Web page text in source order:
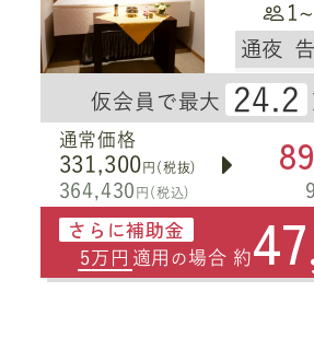
通夜
仮会員で最大 24.2
通常価格
331,300 円(税抜)
364,430 円(税込)
さらに補助金
5万円 適用 の 場合 約